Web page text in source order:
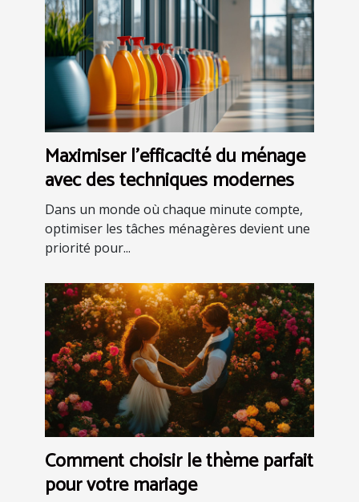
Maximiser l'efficacité du ménage
avec des techniques modernes
Dans un monde où chaque minute compte,
optimiser les tâches ménagères devient une
priorité pour...
Comment choisir le thème parfait
pour votre mariage